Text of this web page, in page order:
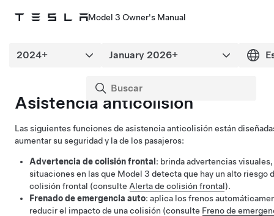
Model 3 Owner's Manual
Asistencia anticolisión
Las siguientes funciones de asistencia anticolisión están
aumentar su seguridad y la de los pasajeros:
Advertencia de colisión frontal : brinda advertencias
situaciones en las que Model 3 detecta que hay un alto riesgo
colisión frontal (consulte Alerta de colisión frontal).
Frenado de emergencia auto: aplica los frenos
reducir el impacto de una colisión (consulte Freno de